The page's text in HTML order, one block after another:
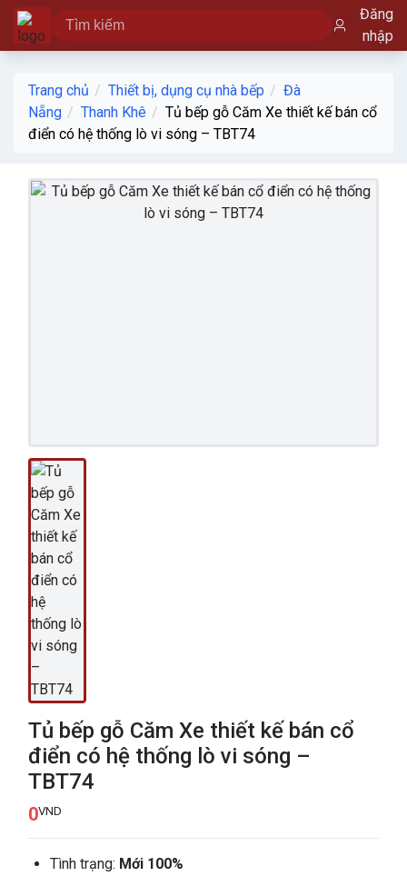
Đăng
nhập
Trang chủ Thiết bị, dụng cụ nhà bếp
Đà
Nẵng
Thanh Khê
Tủ bếp gỗ Căm Xe thiết kế bán cổ
điển có hệ thống lò vi sóng – TBT74
Tủ bếp gỗ Căm Xe thiết kế bán cổ
điển có hệ thống lò vi sóng –
TBT74
0VND
Tình trạng: Mới 100%